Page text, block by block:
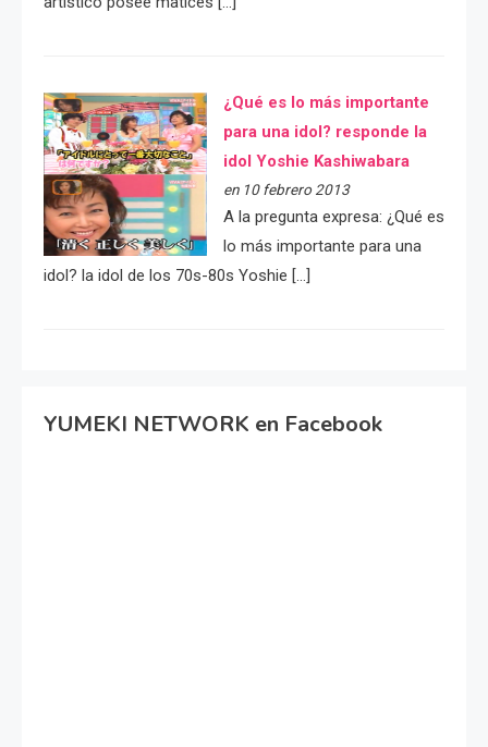
¿Qué es lo más importante
para una idol? responde la
idol Yoshie Kashiwabara
en 10 febrero 2013
A la pregunta expresa: ¿Qué es
lo más importante para una
idol? la idol de los 70s-80s Yoshie […]
YUMEKI NETWORK en Facebook